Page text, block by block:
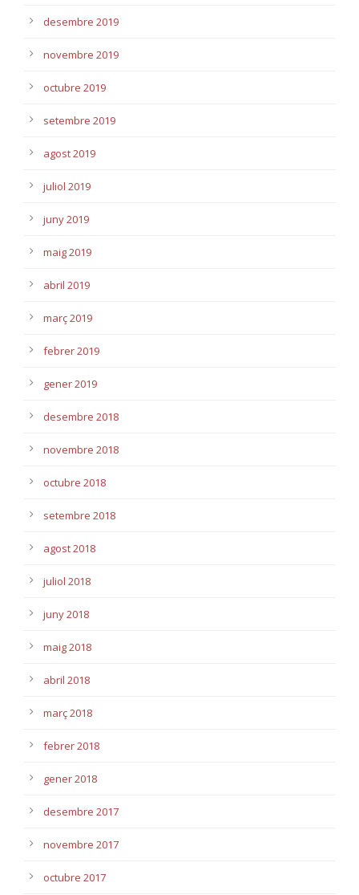
desembre 2019
novembre 2019
octubre 2019
setembre 2019
agost 2019
juliol 2019
juny 2019
maig 2019
abril 2019
març 2019
febrer 2019
gener 2019
desembre 2018
novembre 2018
octubre 2018
setembre 2018
agost 2018
juliol 2018
juny 2018
maig 2018
abril 2018
març 2018
febrer 2018
gener 2018
desembre 2017
novembre 2017
octubre 2017